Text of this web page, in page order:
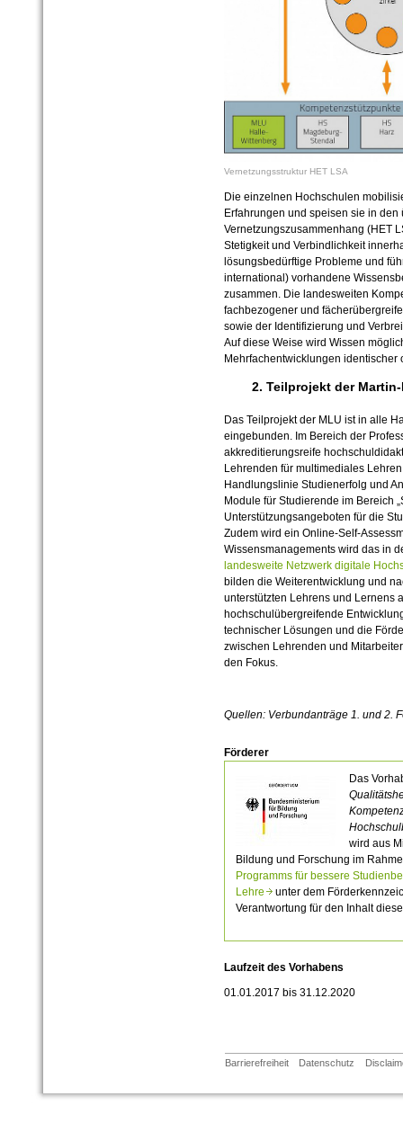
Vernetzungsstruktur HET LSA
Die einzelnen Hochschulen
Erfahrungen und speisen sie in den
Vernetzungszusammenhang (HET
Stetigkeit und Verbindlichkeit
lösungsbedürftige Probleme und
international) vorhandene
zusammen. Die landesweiten
fachbezogener und
sowie der Identifizierung und
Auf diese Weise wird Wissen
Mehrfachentwicklungen
2. Teilprojekt der
Das Teilprojekt der MLU ist in alle
eingebunden. Im Bereich der
akkreditierungsreife
Lehrenden für multimediales
Handlungslinie Studienerfolg und
Module für Studierende im Bereich
Unterstützungsangeboten für die
Zudem wird ein Online-Self-
Wissensmanagements wird das in
landesweite Netzwerk digitale
bilden die Weiterentwicklung und
unterstützten Lehrens und Lernens
hochschulübergreifende
technischer Lösungen und die
zwischen Lehrenden und
den Fokus.
Quellen: Verbundanträge 1. und 2.
Förderer
Das
wird aus
Bildung und Forschung im
Programms für bessere
Lehreunter dem
Verantwortung für den Inhalt
Laufzeit des Vorhabens
01.01.2017 bis 31.12.2020
Barrierefreiheit Datenschutz